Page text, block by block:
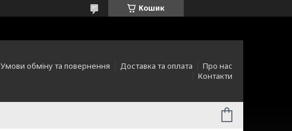
Кошик
Умови обміну та повернення Доставка та оплата
Про нас
Контакти